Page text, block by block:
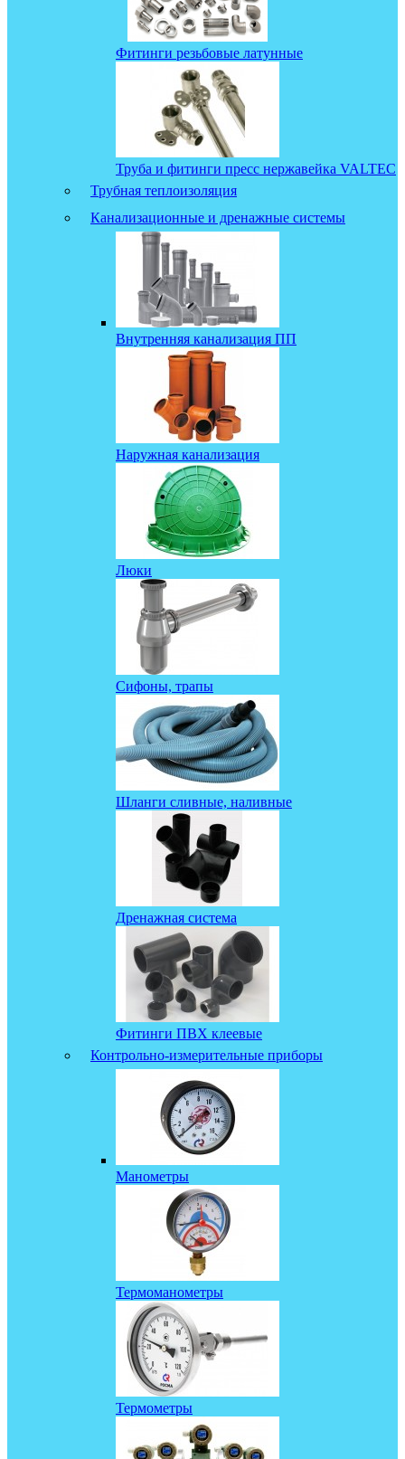
Фитинги резьбовые латунные
Труба и фитинги пресс нержавейка VALTEC
Трубная теплоизоляция
Канализационные и дренажные системы
Внутренняя канализация ПП
Наружная канализация
Люки
Сифоны, трапы
Шланги сливные, наливные
Дренажная система
Фитинги ПВХ клеевые
Контрольно-измерительные приборы
Манометры
Термоманометры
Термометры